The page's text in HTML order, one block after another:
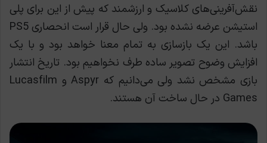
نقش‌آفرینی‌های کلاسیک و ارزشمند که پیش از این برای پلی
استیشن عرضه نشده بود. ولی حال قرار است انحصاری PS5
باشد. این یک بازسازی به تمام معنا خواهد بود و با یک
افزایش وضوح تصویر ساده طرف نخواهیم بود. تاریخ انتشار
بازی مشخص نشد ولی می‌دانیم که Aspyr و Lucasfilm
Games در حال ساخت آن هستند.